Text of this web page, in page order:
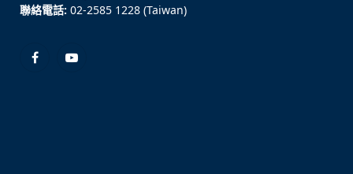
聯絡電話: 02-2585 1228 (Taiwan)
FacebookYouTube